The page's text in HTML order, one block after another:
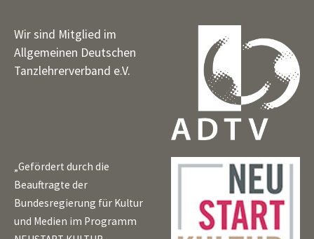
Wir sind Mitglied im
Allgemeinen Deutschen
Tanzlehrerverband e.V.
„Gefördert durch die
Beauftragte der
Bundesregierung für Kultur
und Medien im Programm